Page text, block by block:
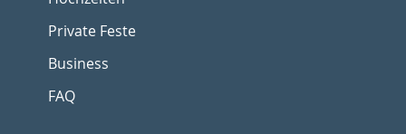
Private Feste
Business
FAQ